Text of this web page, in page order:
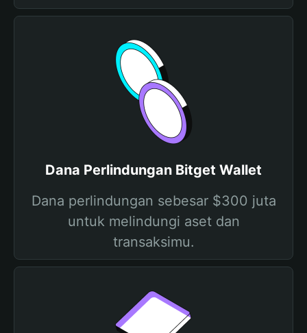
Dana Perlindungan Bitget Wallet
Dana perlindungan sebesar $300 juta
untuk melindungi aset dan
transaksimu.